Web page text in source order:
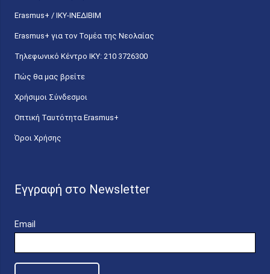
Erasmus+ / ΙΚΥ-ΙΝΕΔΙΒΙΜ
Erasmus+ για τον Τομέα της Νεολαίας
Τηλεφωνικό Κέντρο IKY: 210 3726300
Πώς θα μας βρείτε
Χρήσιμοι Σύνδεσμοι
Οπτική Ταυτότητα Erasmus+
Όροι Χρήσης
Εγγραφή στο Newsletter
Email